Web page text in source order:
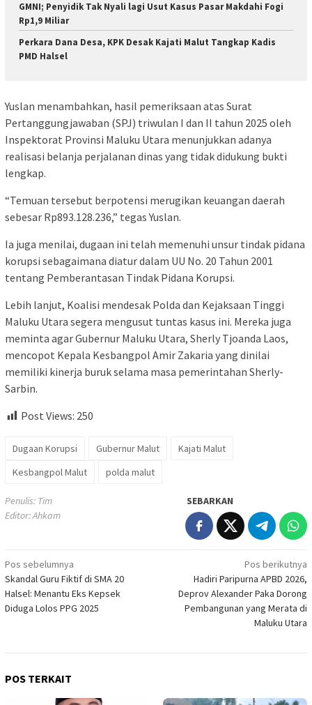
GMNI; Penyidik Tak Nyali lagi Usut Kasus Pasar Makdahi Fogi
Rp1,9 Miliar
Perkara Dana Desa, KPK Desak Kajati Malut Tangkap Kadis
PMD Halsel
Yuslan menambahkan, hasil pemeriksaan atas Surat
Pertanggungjawaban (SPJ) triwulan I dan II tahun 2025 oleh
Inspektorat Provinsi Maluku Utara menunjukkan adanya
realisasi belanja perjalanan dinas yang tidak didukung bukti
lengkap.
“Temuan tersebut berpotensi merugikan keuangan daerah
sebesar Rp893.128.236,” tegas Yuslan.
Ia juga menilai, dugaan ini telah memenuhi unsur tindak pidana
korupsi sebagaimana diatur dalam UU No. 20 Tahun 2001
tentang Pemberantasan Tindak Pidana Korupsi.
Lebih lanjut, Koalisi mendesak Polda dan Kejaksaan Tinggi
Maluku Utara segera mengusut tuntas kasus ini. Mereka juga
meminta agar Gubernur Maluku Utara, Sherly Tjoanda Laos,
mencopot Kepala Kesbangpol Amir Zakaria yang dinilai
memiliki kinerja buruk selama masa pemerintahan Sherly-
Sarbin.
Post Views: 250
Dugaan Korupsi Gubernur Malut
Kajati Malut
Kesbangpol Malut
polda malut
Penulis: Tim
Editor: Ahkam
SEBARKAN
Navigasi
pos
Pos sebelumnya
Skandal Guru Fiktif di SMA 20
Halsel: Menantu Eks Kepsek
Diduga Lolos PPG 2025
Pos berikutnya
Hadiri Paripurna APBD 2026,
Deprov Alexander Paka Dorong
Pembangunan yang Merata di
Maluku Utara
POS TERKAIT